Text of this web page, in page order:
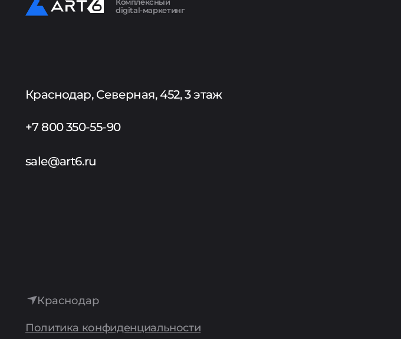
digital-маркетинг
Краснодар, Северная, 452, 3 этаж
+7 800 350-55-90
sale@art6.ru
Краснодар
Политика конфиденциальности